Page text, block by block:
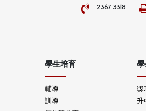
2367 3318
學生培育
輔導
訓導
獎
升